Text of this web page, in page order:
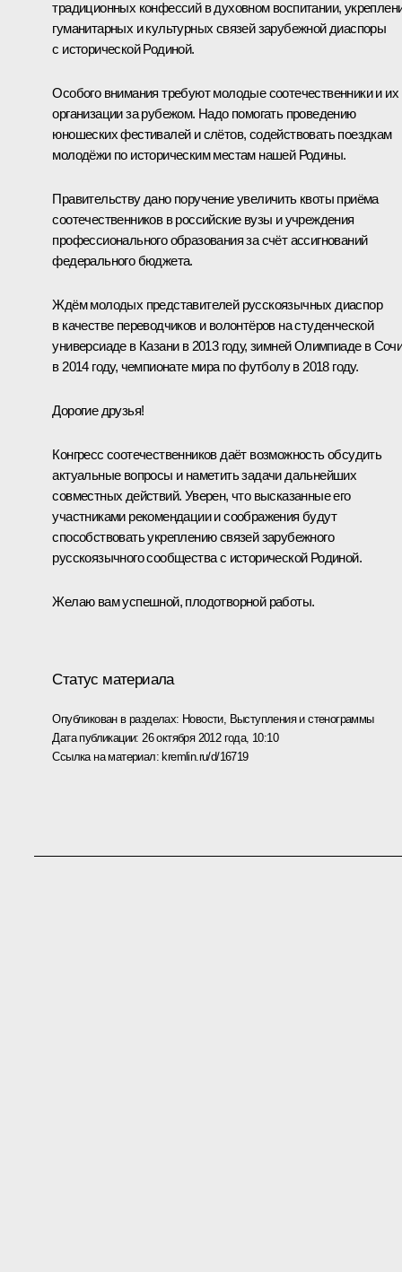
традиционных конфессий в духовном воспитании,
гуманитарных и культурных связей зарубежной диаспоры
с исторической Родиной.
Особого внимания требуют молодые соотечественники и их
организации за рубежом. Надо помогать проведению
юношеских фестивалей и слётов, содействовать поездкам
молодёжи по историческим местам нашей Родины.
Правительству дано поручение увеличить квоты приёма
соотечественников в российские вузы и учреждения
профессионального образования за счёт ассигнований
федерального бюджета.
Ждём молодых представителей русскоязычных диаспор
в качестве переводчиков и волонтёров на студенческой
универсиаде в Казани в 2013 году, зимней Олимпиаде в
в 2014 году, чемпионате мира по футболу в 2018 году.
Дорогие друзья!
Конгресс соотечественников даёт возможность обсудить
актуальные вопросы и наметить задачи дальнейших
совместных действий. Уверен, что высказанные его
участниками рекомендации и соображения будут
способствовать укреплению связей зарубежного
русскоязычного сообщества с исторической Родиной.
Желаю вам успешной, плодотворной работы.
Статус материала
Опубликован в разделах: Новости, Выступления и стенограммы
Дата публикации: 26 октября 2012 года, 10:10
Ссылка на материал: kremlin.ru/d/16719